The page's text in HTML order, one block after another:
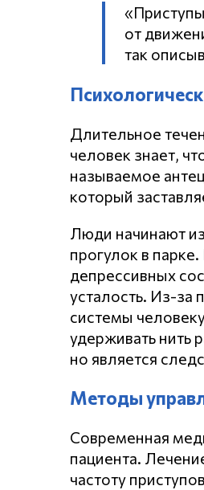
от
так
Длительное
человек знает,
называемое
который
Люди начинают
прогулок в
депрессивных
усталость. Из-за
системы
удерживать нить
но является
Методы
Современная
пациента.
частоту